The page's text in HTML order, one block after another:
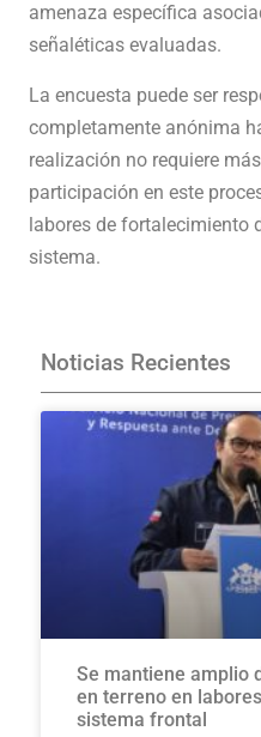
amenaza específica
señaléticas evaluadas.
La encuesta puede ser
completamente anónima
realización no requiere
participación en este
labores de fortalecimiento
sistema.
Noticias Recientes
Se mantiene amplio
en terreno en
sistema frontal